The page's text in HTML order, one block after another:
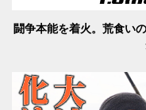
闘争本能を着火。荒食い